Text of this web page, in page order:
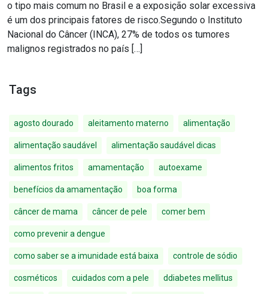
o tipo mais comum no Brasil e a exposição solar excessiva
é um dos principais fatores de risco.Segundo o Instituto
Nacional do Câncer (INCA), 27% de todos os tumores
malignos registrados no país […]
Tags
agosto dourado aleitamento materno alimentação
alimentação saudável alimentação saudável dicas
alimentos fritos amamentação autoexame
benefícios da amamentação boa forma
câncer de mama câncer de pele comer bem
como prevenir a dengue
como saber se a imunidade está baixa controle de sódio
cosméticos cuidados com a pele ddiabetes mellitus